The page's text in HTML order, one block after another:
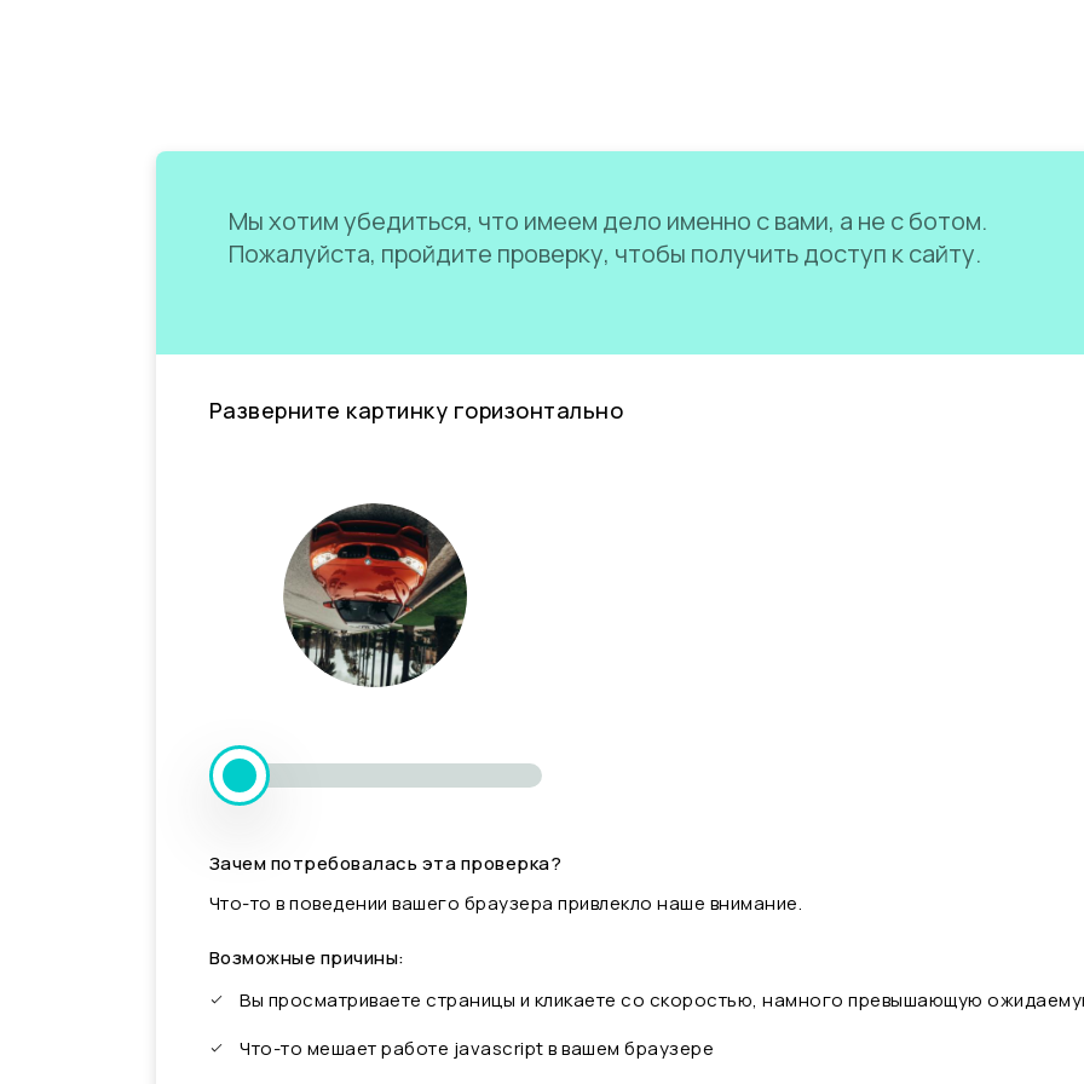
Мы хотим убедиться, что имеем дело именно с вами, а не с ботом.
Пожалуйста, пройдите проверку, чтобы получить доступ к сайту.
Разверните картинку горизонтально
Зачем потребовалась эта проверка?
Что-то в поведении вашего браузера привлекло наше внимание.
Возможные причины:
Вы просматриваете страницы и кликаете со скоростью, намного превышающую
Что-то мешает работе javascript в вашем браузере